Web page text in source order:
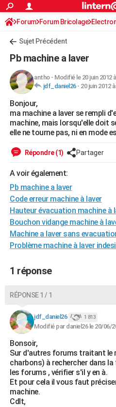
ACTUALITÉS
Politique
Société
Faits Divers
Education
Monde
Villes
+
FINANCE
Retraite
Impôts
Epargne
Immobilier
Risques naturels par ville
Banque
Assurance
Crédit
AUTO
Essais
Réserver un essai
Citadines
Berlines
SUV
Forum auto
+HIGH-TECH
Mobiles
Meilleur smartphone
Internet
Ordinateurs
Jeux vidéo
Guide high-tech
+BRICOLAGE
Forum
Aménagement intérieur
Extérieur
Cuisine
Salle de bains
Jardinage
Rangement
WEEK-END
LIFESTYLE
Art de vivre
Bien-être
Loisirs
Mode
Modes de vie
SANTE
Alimentation
Guide de la santé
Maladies
Médicaments
Sommeil
VOYAGE
Destinations
City break
Voyage nature
Voyage de noces
Forum
Climat
+PHOTO
GUIDES D'ACHAT
BONS PLANS
Dictionnaire
Biographies
Citations
Expressions
Proverbes
PROGRAMME TV
COPAINS D'AVANT
S'inscrire
Se connecter
Lycées
Collèges
Primaires
Universités
Entreprises
Service militaire
Avis de recherche
AVIS DE DÉCÈS
FORUM
Bricolage
Lifestyle
Culture
Sport
Auto
Television
Voyage
Cinema
Forum Forum Bricolage
Sujet Précédent
Pb machine a laver
antho- Modifié le 20 juin 2012
jdf_daniel26- 20 juin 2012
Bonjour,
ma machine a laver se rempli
machine, mais lorsqu'elle doit
elle ne tourne pas, ni en mode
Répondre (1) Partager
A voir également:
Pb machine a laver
Code erreur machine à laver
Hauteur évacuation machine à
Bouchon vidange machine à
Machine a laver sans
Problème machine à laver
1 réponse
RÉPONSE 1 / 1
jdf_daniel26 1 813
Modifié par daniel26 le 20/06/
Bonsoir,
Sur d'autres forums traitant le
charbons) à rechercher dans
les forums , vérifier s'il y en à.
Et pour cela il vous faut
machine.
Cdlt,